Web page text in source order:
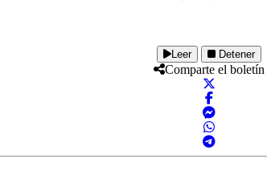
Leer Detener
Comparte el boletín